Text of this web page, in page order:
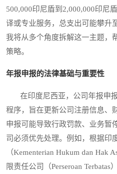
500,000印尼盾到2,000,000印尼
译或专业服务，总支出可能攀升
我将从多个角度拆解这一主题，
策略。
年报申报的法律基础与重要性
在印度尼西亚，公司年报申
程序，旨在更新公司注册信息、
申报可能导致行政罚款、业务暂
司必须优先处理。例如，根据印
（Kementerian Hukum dan Hak
限责任公司（Perseroan